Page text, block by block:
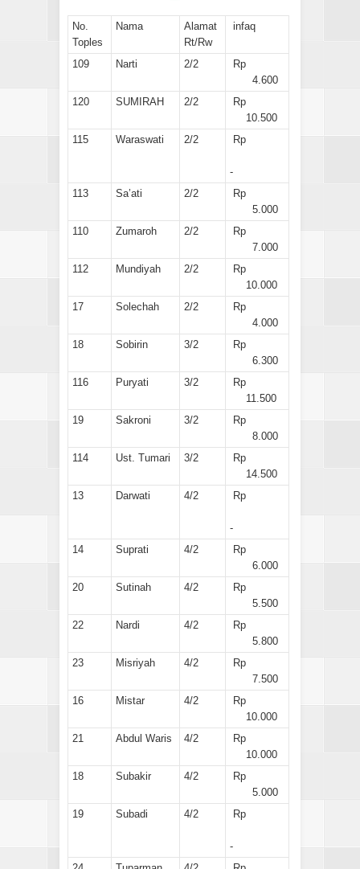
No.
Toples
Nama
Alamat
Rt/Rw
infaq
109 Narti 2/2
Rp
4.600
120
SUMIRAH 2/2
Rp
10.500
115
Waraswati 2/2 Rp
-
113
Sa’ati 2/2
Rp
5.000
110
Zumaroh 2/2
Rp
7.000
112
Mundiyah 2/2
Rp
10.000
17
Solechah 2/2
Rp
4.000
18
Sobirin 3/2
Rp
6.300
116
Puryati 3/2
Rp
11.500
19
Sakroni 3/2
Rp
8.000
114
Ust. Tumari 3/2
Rp
14.500
13
Darwati 4/2 Rp
-
14
Suprati 4/2
Rp
6.000
20
Sutinah 4/2
Rp
5.500
22
Nardi 4/2
Rp
5.800
23
Misriyah 4/2
Rp
7.500
16
Mistar 4/2
Rp
10.000
21
Abdul Waris 4/2
Rp
10.000
18
Subakir 4/2
Rp
5.000
19
Subadi 4/2 Rp
-